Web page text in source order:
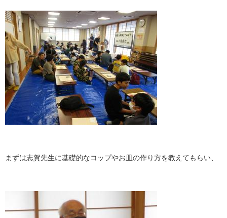
まずは志賀先生に基礎的なコップやお皿の作り方を教えてもらい、